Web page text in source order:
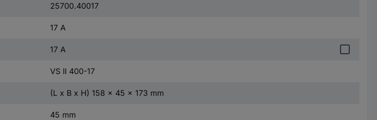
25700.40017
17 A
17 A
VS II 400-17
(L x B x H) 158 x 45 x 173 mm
45 mm